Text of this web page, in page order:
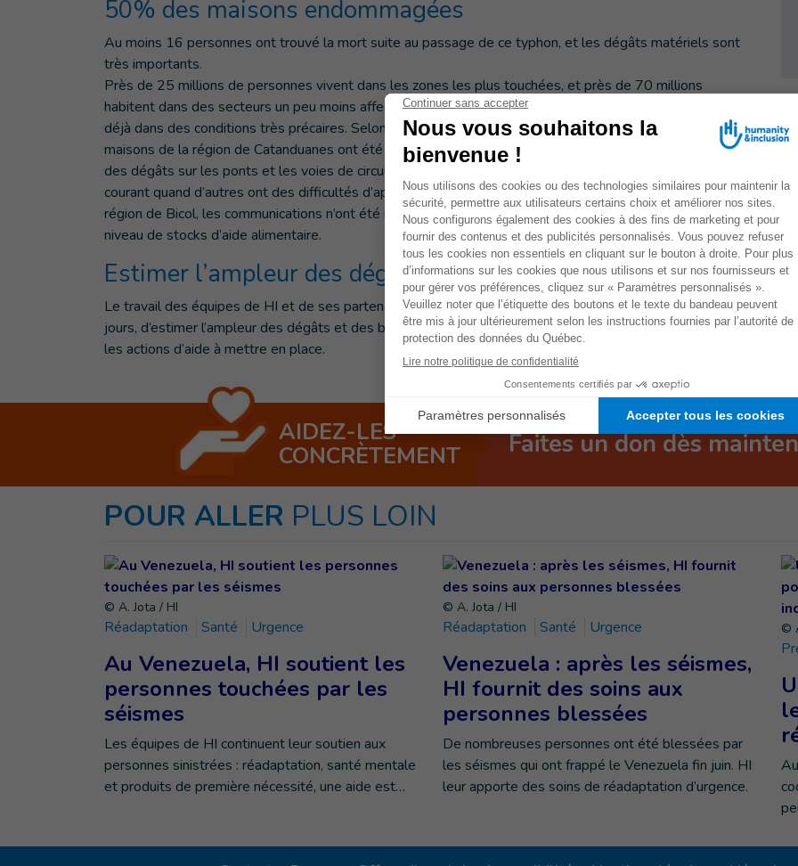
50% des maisons endommagées
Au moins 16 personnes ont trouvé la mort suite au passage de ce typhon, et les dégâts matériels sont
très importants.
Près de 25 millions de personnes vivent dans les zones les plus touchées, et près de 70 millions
habitent dans des secteurs un peu moins affectés par Goni, avec de très nombreuses familles qui vivaient
déjà dans des conditions très précaires. Selon une association partenaire de HI, au moins 50% des
maisons de la région de Catanduanes ont été endommagées. Les inondations ont également provoqué
des dégâts sur les ponts et les voies de circulation, près de 150 communes connaissent des coupures de
courant quand d’autres ont des difficultés d’approvisionnement en eau. Dans la province de Catanduanes,
région de Bicol, les communications n’ont été rétablies que ce lundi, et les autorités alertent sur le faible
niveau de stocks d’aide alimentaire.
Estimer l’ampleur des dégâts
Le travail des équipes de HI et de ses partenaires sera donc dans les prochaines heures et les prochains
jours, d’estimer l’ampleur des dégâts et des besoins pour les familles les plus fragiles, afin de déterminer
les actions d’aide à mettre en place.
AIDEZ-LES
CONCRÈTEMENT Faites un don dès
POUR ALLER PLUS LOIN
© A. Jota / HI
Réadaptation Santé Urgence
Au Venezuela, HI soutient les
personnes touchées par les
séismes
Les équipes de HI continuent leur soutien aux
personnes sinistrées : réadaptation, santé mentale
et produits de première nécessité, une aide est…
© A. Jota / HI
Réadaptation Santé Urgence
Venezuela : après les séismes,
HI fournit des soins aux
personnes blessées
De nombreuses personnes ont été blessées par
les séismes qui ont frappé le Venezuela fin juin. HI
leur apporte des soins de réadaptation d’urgence.
©